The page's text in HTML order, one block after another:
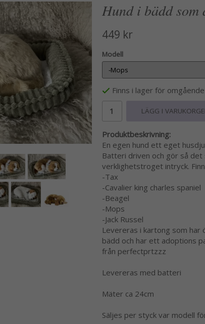
Hund i bädd som
449 kr
Modell
Finns i lager för
LÄGG I
Produktbeskrivning:
En egen hund ett eget
Batteri driven och gör så
verklighetstroget intryck.
-Tax
-Cavalier king charles spaniel
-Beagel
-Mops
-Jack Russel
Levereras i kartong som har
bädd och har ett adoptions
från perfectprtzzz
Levereras med batteri
Mäter ca 24cm
Säljes per styck var modell